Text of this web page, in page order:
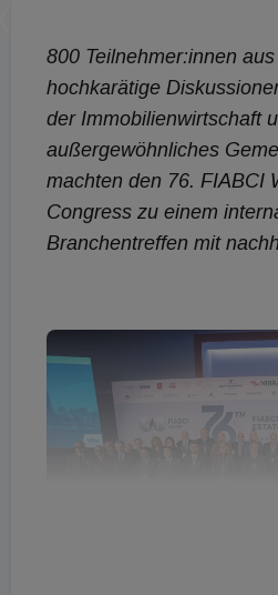
800 Teilnehmer:innen
hochkarätige
der Immobilienwirtschaft
außergewöhnliches
machten den 76. FIABCI
Congress zu einem
Branchentreffen mit